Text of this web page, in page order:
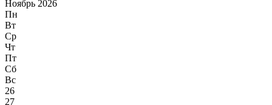
Ноябрь 2026
Пн
Вт
Ср
Чт
Пт
Сб
Вс
26
27